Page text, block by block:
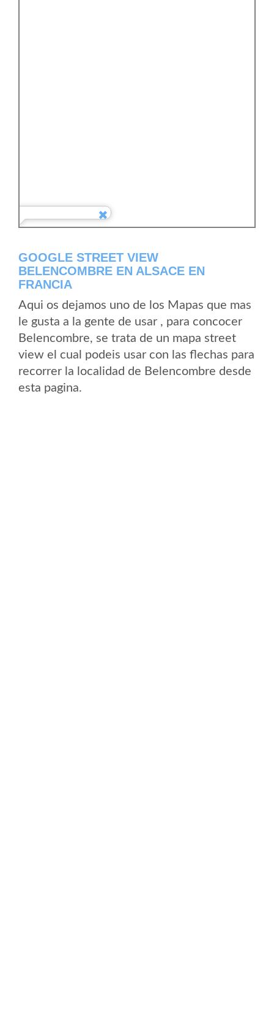
GOOGLE STREET VIEW
BELENCOMBRE EN ALSACE EN
FRANCIA
Aqui os dejamos uno de los Mapas que mas
le gusta a la gente de usar , para concocer
Belencombre, se trata de un mapa street
view el cual podeis usar con las flechas para
recorrer la localidad de Belencombre desde
esta pagina.